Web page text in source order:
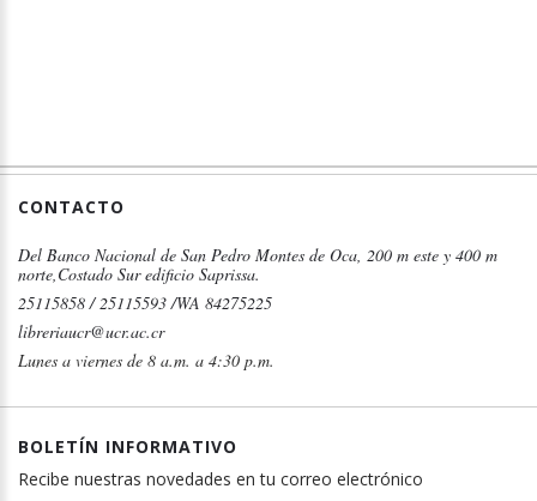
CONTACTO
Del Banco Nacional de San Pedro Montes de Oca, 200 m este y 400 m
norte,Costado Sur edificio Saprissa.
25115858 / 25115593 /WA 84275225
libreriaucr@ucr.ac.cr
Lunes a viernes de 8 a.m. a 4:30 p.m.
BOLETÍN INFORMATIVO
Recibe nuestras novedades en tu correo electrónico